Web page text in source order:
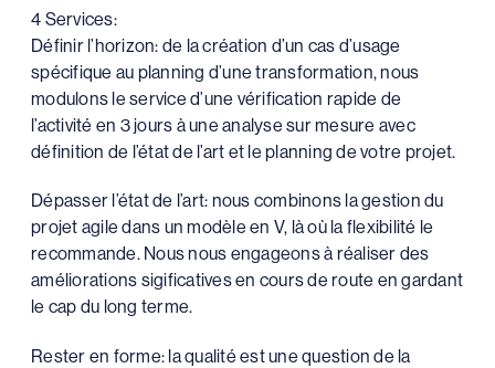
4 Services:
Définir l’horizon: de la création d’un cas d’usage
spécifique au planning d’une transformation, nous
modulons le service d’une vérification rapide de
l’activité en 3 jours à une analyse sur mesure avec
définition de l’état de l’art et le planning de votre projet.
Dépasser l’état de l’art: nous combinons la gestion du
projet agile dans un modèle en V, là où la flexibilité le
recommande. Nous nous engageons à réaliser des
améliorations sigificatives en cours de route en gardant
le cap du long terme.
Rester en forme: la qualité est une question de la